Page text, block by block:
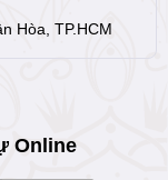
Hòa, TP.HCM
Online